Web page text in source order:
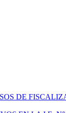
DE